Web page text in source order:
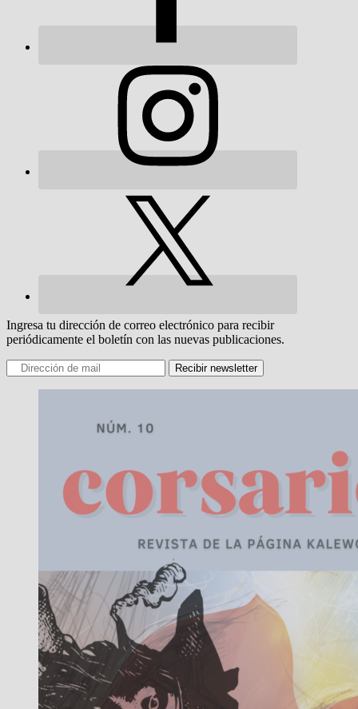
Ingresa tu dirección de correo electrónico para recibir
periódicamente el boletín con las nuevas publicaciones.
Recibir newsletter